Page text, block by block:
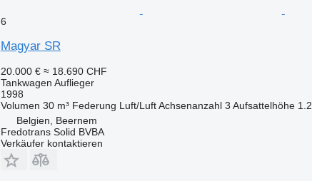
6
Magyar SR
20.000 € ≈ 18.690 CHF
Tankwagen Auflieger
1998
Volumen 30 m³ Federung Luft/Luft Achsenanzahl 3 Aufsattelhöhe
Belgien, Beernem
Fredotrans Solid BVBA
Verkäufer kontaktieren